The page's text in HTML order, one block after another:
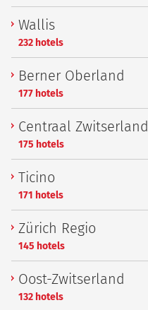
Wallis
232 hotels
Berner Oberland
177 hotels
Centraal Zwitserland
175 hotels
Ticino
171 hotels
Zürich Regio
145 hotels
Oost-Zwitserland
132 hotels